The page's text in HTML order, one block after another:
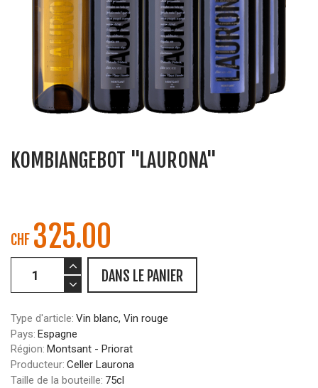
KOMBIANGEBOT "LAURONA"
CHF 325.00
DANS LE PANIER
Type d'article: Vin blanc, Vin rouge
Pays: Espagne
Région: Montsant - Priorat
Producteur: Celler Laurona
Taille de la bouteille: 75cl